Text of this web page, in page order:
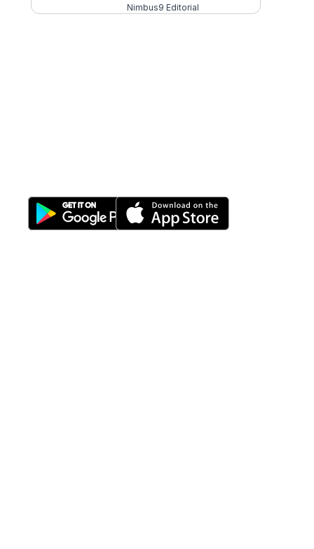
Nimbus9 Editorial